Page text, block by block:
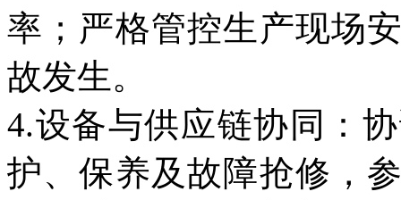
率；严格管控生产现场
故发生。
4.设备与供应链协同：
护、保养及故障抢修，